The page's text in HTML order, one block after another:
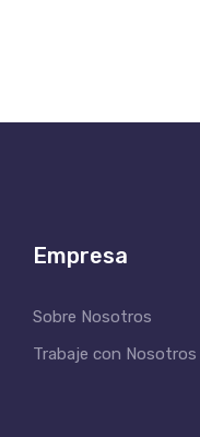
Empresa
Sobre Nosotros
Trabaje con Nosotros